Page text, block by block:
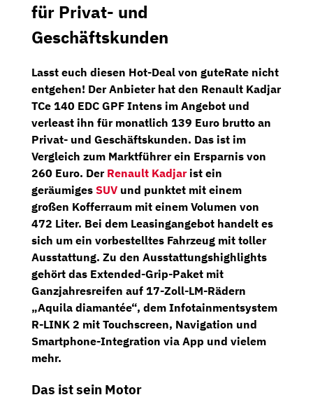
für Privat- und
Geschäftskunden
Lasst euch diesen Hot-Deal von guteRate nicht
entgehen! Der Anbieter hat den Renault Kadjar
TCe 140 EDC GPF Intens im Angebot und
verleast ihn für monatlich 139 Euro brutto an
Privat- und Geschäftskunden. Das ist im
Vergleich zum Marktführer ein Ersparnis von
260 Euro. Der Renault Kadjarist ein
geräumiges SUV und punktet mit einem
großen Kofferraum mit einem Volumen von
472 Liter. Bei dem Leasingangebot handelt es
sich um ein vorbestelltes Fahrzeug mit toller
Ausstattung. Zu den Ausstattungshighlights
gehört das Extended-Grip-Paket mit
Ganzjahresreifen auf 17-Zoll-LM-Rädern
„Aquila diamantée“, dem Infotainmentsystem
R-LINK 2 mit Touchscreen, Navigation und
Smartphone-Integration via App und vielem
mehr.
Das ist sein Motor